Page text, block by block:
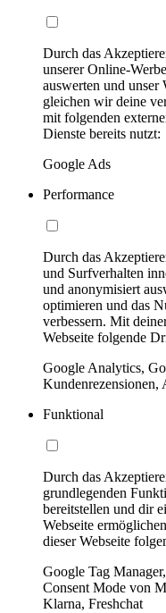
Durch das
unserer Online-
auswerten und unser
gleichen wir deine
mit folgenden
Dienste bereits nutzt:
Google Ads
Performance
Durch das
und Surfverhalten
und anonymisiert
optimieren und das
verbessern. Mit
Webseite folgende
Google Analytics,
Kundenrezensionen,
Funktional
Durch das
grundlegenden
bereitstellen und dir
Webseite
dieser Webseite
Google Tag
Consent Mode von
Klarna, Freshchat